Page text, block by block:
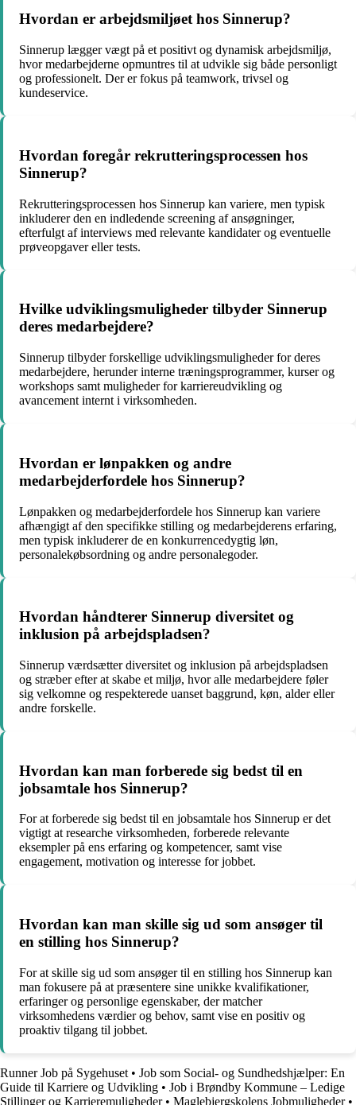
Hvordan er arbejdsmiljøet hos Sinnerup?
Sinnerup lægger vægt på et positivt og dynamisk arbejdsmiljø,
hvor medarbejderne opmuntres til at udvikle sig både personligt
og professionelt. Der er fokus på teamwork, trivsel og
kundeservice.
Hvordan foregår rekrutteringsprocessen hos
Sinnerup?
Rekrutteringsprocessen hos Sinnerup kan variere, men typisk
inkluderer den en indledende screening af ansøgninger,
efterfulgt af interviews med relevante kandidater og eventuelle
prøveopgaver eller tests.
Hvilke udviklingsmuligheder tilbyder Sinnerup
deres medarbejdere?
Sinnerup tilbyder forskellige udviklingsmuligheder for deres
medarbejdere, herunder interne træningsprogrammer, kurser og
workshops samt muligheder for karriereudvikling og
avancement internt i virksomheden.
Hvordan er lønpakken og andre
medarbejderfordele hos Sinnerup?
Lønpakken og medarbejderfordele hos Sinnerup kan variere
afhængigt af den specifikke stilling og medarbejderens erfaring,
men typisk inkluderer de en konkurrencedygtig løn,
personalekøbsordning og andre personalegoder.
Hvordan håndterer Sinnerup diversitet og
inklusion på arbejdspladsen?
Sinnerup værdsætter diversitet og inklusion på arbejdspladsen
og stræber efter at skabe et miljø, hvor alle medarbejdere føler
sig velkomne og respekterede uanset baggrund, køn, alder eller
andre forskelle.
Hvordan kan man forberede sig bedst til en
jobsamtale hos Sinnerup?
For at forberede sig bedst til en jobsamtale hos Sinnerup er det
vigtigt at researche virksomheden, forberede relevante
eksempler på ens erfaring og kompetencer, samt vise
engagement, motivation og interesse for jobbet.
Hvordan kan man skille sig ud som ansøger til
en stilling hos Sinnerup?
For at skille sig ud som ansøger til en stilling hos Sinnerup kan
man fokusere på at præsentere sine unikke kvalifikationer,
erfaringer og personlige egenskaber, der matcher
virksomhedens værdier og behov, samt vise en positiv og
proaktiv tilgang til jobbet.
Runner Job på Sygehuset • Job som Social- og Sundhedshjælper: En
Guide til Karriere og Udvikling • Job i Brøndby Kommune – Ledige
Stillinger og Karrieremuligheder• Maglebjergskolens Jobmuligheder•